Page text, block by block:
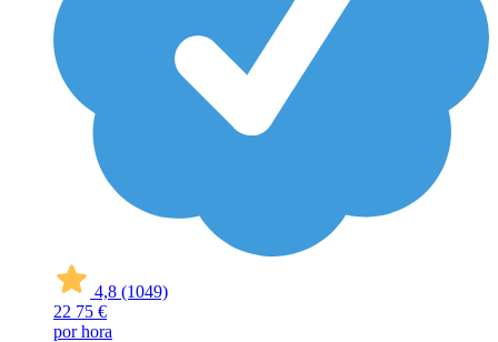
4,8 (1049)
22 75 €
por hora